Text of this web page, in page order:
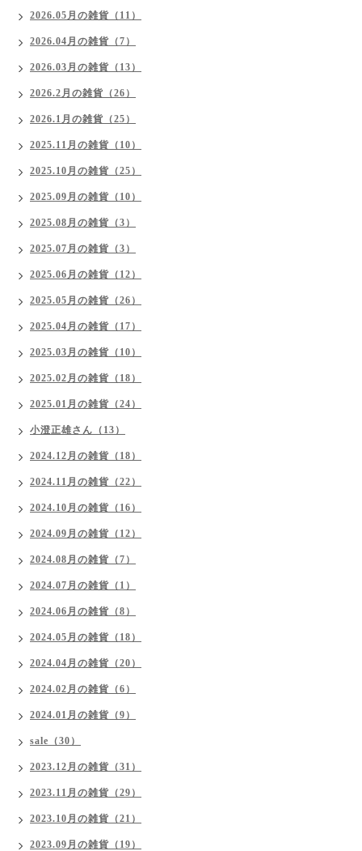
2026.05月の雑貨（11）
2026.04月の雑貨（7）
2026.03月の雑貨（13）
2026.2月の雑貨（26）
2026.1月の雑貨（25）
2025.11月の雑貨（10）
2025.10月の雑貨（25）
2025.09月の雑貨（10）
2025.08月の雑貨（3）
2025.07月の雑貨（3）
2025.06月の雑貨（12）
2025.05月の雑貨（26）
2025.04月の雑貨（17）
2025.03月の雑貨（10）
2025.02月の雑貨（18）
2025.01月の雑貨（24）
小澄正雄さん（13）
2024.12月の雑貨（18）
2024.11月の雑貨（22）
2024.10月の雑貨（16）
2024.09月の雑貨（12）
2024.08月の雑貨（7）
2024.07月の雑貨（1）
2024.06月の雑貨（8）
2024.05月の雑貨（18）
2024.04月の雑貨（20）
2024.02月の雑貨（6）
2024.01月の雑貨（9）
sale（30）
2023.12月の雑貨（31）
2023.11月の雑貨（29）
2023.10月の雑貨（21）
2023.09月の雑貨（19）